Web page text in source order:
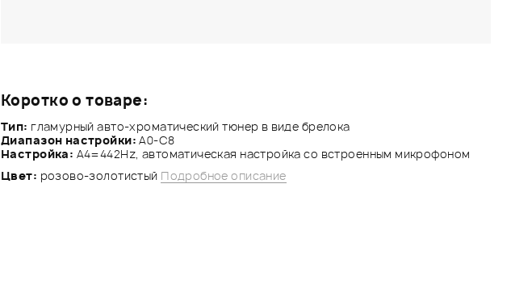
Коротко о товаре:
Тип: гламурный авто-хроматический тюнер в виде брелока
Диапазон настройки: A0-C8
Настройка: A4=442Hz, автоматическая настройка со встроенным микрофоном
Цвет: розово-золотистый Подробное описание